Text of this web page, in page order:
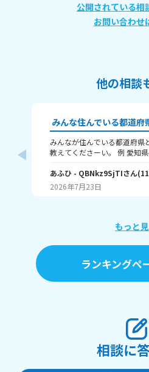
公開されている相
お問い合わせ
他の相談
みんな住んでいる都道府
みんなが住んでいる都道府県
教えてくださーい。 例 愛知県のあふひです。 ここは
ります。観光名所では名古屋
にも、天下三英傑の信長、秀
地です。
あふひ - QBNkz9SjTIさん(11
2026年7月23日
もっと
ランキングペ
相談に